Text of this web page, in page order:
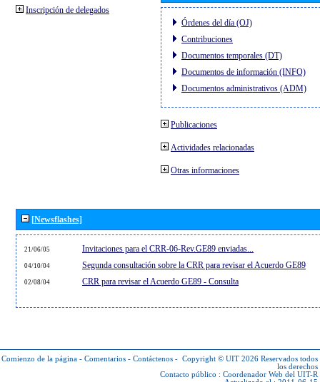
Inscripción de delegados
Órdenes del día (OJ)
Contribuciones
Documentos temporales (DT)
Documentos de información (INFO)
Documentos administrativos (ADM)
Publicaciones
Actividades relacionadas
Otras informaciones
[Newsflashes]
21/06/05 Invitaciones para el CRR-06-Rev.GE89 enviadas...
04/10/04 Segunda consultación sobre la CRR para revisar el Acuerdo GE89
02/08/04 CRR para revisar el Acuerdo GE89 - Consulta
Comienzo de la página - Comentarios - Contáctenos - Copyright © UIT 2026 Reservados todos
los derechos
Contacto público : Coordenador Web del UIT-R